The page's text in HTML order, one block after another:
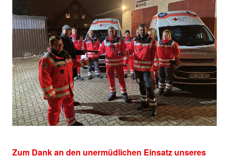
Zum Dank an den unermüdlichen Einsatz unseres